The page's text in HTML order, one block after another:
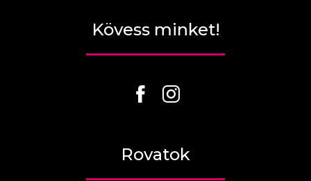
Kövess minket!
Rovatok